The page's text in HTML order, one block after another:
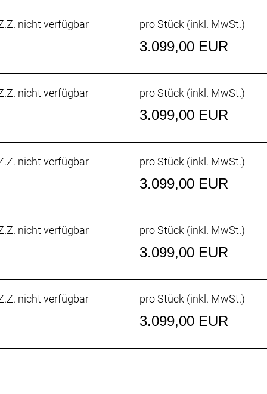
alles unter die Räder nehmen.
Leitungsführung und der verborgenen
integriertes Staufach, konisches Steuerrohr,
160 mm
nicht verfügbar pro Stück (inkl. MwSt.)
3.099,00 EUR
nicht verfügbar pro Stück (inkl. MwSt.)
3.099,00 EUR
nicht verfügbar pro Stück (inkl. MwSt.)
3.099,00 EUR
nicht verfügbar pro Stück (inkl. MwSt.)
3.099,00 EUR
nicht verfügbar pro Stück (inkl. MwSt.)
3.099,00 EUR